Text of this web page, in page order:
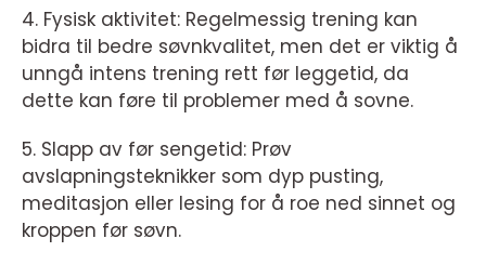
4. Fysisk aktivitet: Regelmessig trening kan
bidra til bedre søvnkvalitet, men det er viktig å
unngå intens trening rett før leggetid, da
dette kan føre til problemer med å sovne.
5. Slapp av før sengetid: Prøv
avslapningsteknikker som dyp pusting,
meditasjon eller lesing for å roe ned sinnet og
kroppen før søvn.